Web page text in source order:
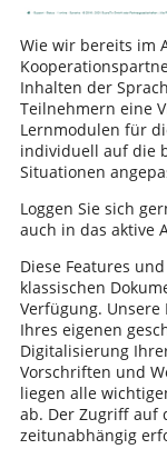
Wie wir bereits im
Inhalten der
Teilnehmern eine
Lernmodulen für
individuell auf die
Situationen
Loggen Sie sich
auch in das aktive
Diese Features
klassischen
Verfügung.
Ihres eigenen
Digitalisierung
Vorschriften und
liegen alle
ab. Der Zugriff auf
zeitunabhängig